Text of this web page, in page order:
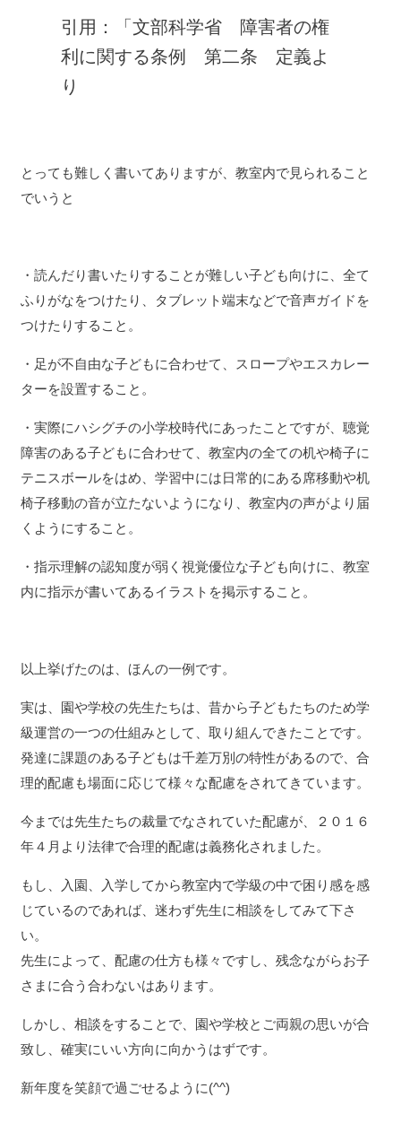
引用：「文部科学省 障害者の権
利に関する条例 第二条 定義よ
り
とっても難しく書いてありますが、教室内で見られること
でいうと
・読んだり書いたりすることが難しい子ども向けに、全て
ふりがなをつけたり、タブレット端末などで音声ガイドを
つけたりすること。
・足が不自由な子どもに合わせて、スロープやエスカレー
ターを設置すること。
・実際にハシグチの小学校時代にあったことですが、聴覚
障害のある子どもに合わせて、教室内の全ての机や椅子に
テニスボールをはめ、学習中には日常的にある席移動や机
椅子移動の音が立たないようになり、教室内の声がより届
くようにすること。
・指示理解の認知度が弱く視覚優位な子ども向けに、教室
内に指示が書いてあるイラストを掲示すること。
以上挙げたのは、ほんの一例です。
実は、園や学校の先生たちは、昔から子どもたちのため学
級運営の一つの仕組みとして、取り組んできたことです。
発達に課題のある子どもは千差万別の特性があるので、合
理的配慮も場面に応じて様々な配慮をされてきています。
今までは先生たちの裁量でなされていた配慮が、２０１６
年４月より法律で合理的配慮は義務化されました。
もし、入園、入学してから教室内で学級の中で困り感を感
じているのであれば、迷わず先生に相談をしてみて下さ
い。
先生によって、配慮の仕方も様々ですし、残念ながらお子
さまに合う合わないはあります。
しかし、相談をすることで、園や学校とご両親の思いが合
致し、確実にいい方向に向かうはずです。
新年度を笑顔で過ごせるように(^^)